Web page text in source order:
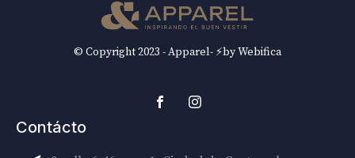
© Copyright 2023 - Apparel- ⚡by Webifica
Contácto